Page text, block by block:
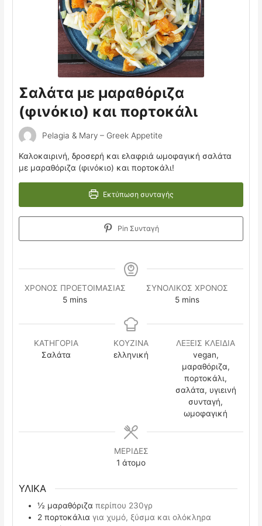
Σαλάτα με μαραθόριζα
(φινόκιο) και πορτοκάλι
Pelagia & Mary – Greek Appetite
Καλοκαιρινή, δροσερή και ελαφριά ωμοφαγική σαλάτα
με μαραθόριζα (φινόκιο) και πορτοκάλι!
Εκτύπωση συνταγής
Pin Συνταγή
ΧΡΟΝΟΣ ΠΡΟΕΤΟΙΜΑΣΙΑΣ
5minutes
mins
ΣΥΝΟΛΙΚΟΣ ΧΡΟΝΟΣ
5minutes
mins
ΚΑΤΗΓΟΡΙΑ
Σαλάτα
ΚΟΥΖΙΝΑ
ελληνική
ΛΕΞΕΙΣ ΚΛΕΙΔΙΑ
vegan,
μαραθόριζα,
πορτοκάλι,
σαλάτα, υγιεινή
συνταγή,
ωμοφαγική
ΜΕΡΙΔΕΣ
1 άτομο
ΥΛΙΚΑ
½ μαραθόριζα περίπου 230γρ
2 πορτοκάλια για χυμό, ξύσμα και ολόκληρα